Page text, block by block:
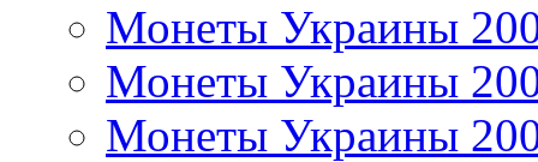
Монеты Украины
Монеты Украины
Монеты Украины